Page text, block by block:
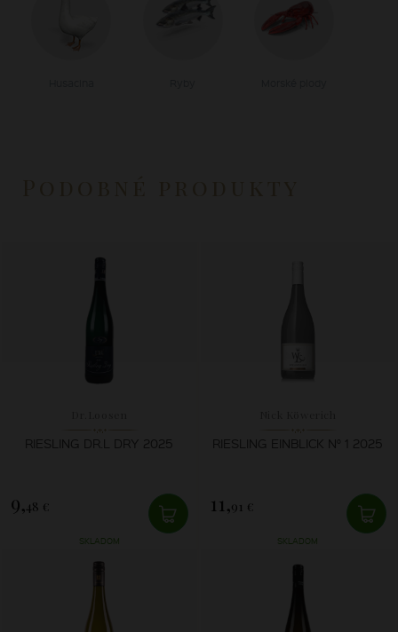
RIESLING DR.L DRY 2025
9,48 €
SKLADOM
RIESLING EINBLICK N° 1 2025
11,91 €
SKLADOM